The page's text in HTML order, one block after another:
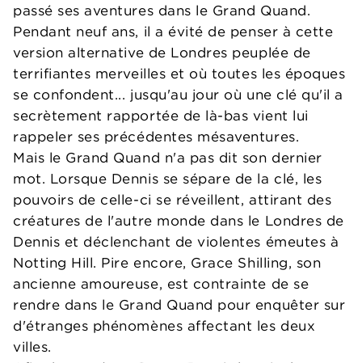
passé ses aventures dans le Grand Quand.
Pendant neuf ans, il a évité de penser à cette
version alternative de Londres peuplée de
terrifiantes merveilles et où toutes les époques
se confondent... jusqu'au jour où une clé qu'il a
secrètement rapportée de là-bas vient lui
rappeler ses précédentes mésaventures.
Mais le Grand Quand n'a pas dit son dernier
mot. Lorsque Dennis se sépare de la clé, les
pouvoirs de celle-ci se réveillent, attirant des
créatures de l'autre monde dans le Londres de
Dennis et déclenchant de violentes émeutes à
Notting Hill. Pire encore, Grace Shilling, son
ancienne amoureuse, est contrainte de se
rendre dans le Grand Quand pour enquêter sur
d'étranges phénomènes affectant les deux
villes.